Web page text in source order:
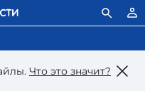
Что это значит?